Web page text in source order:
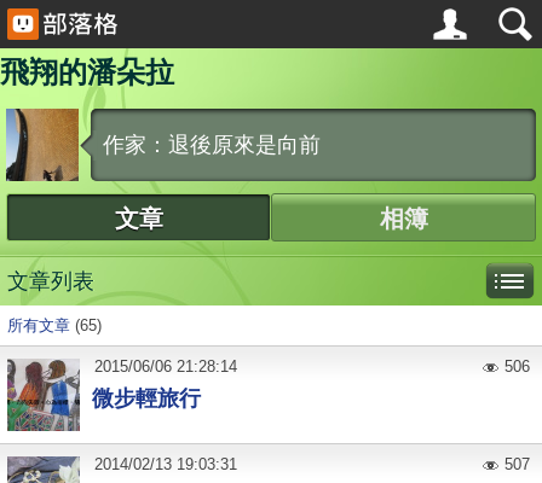
飛翔的潘朵拉
作家：退後原來是向前
文章 相簿
文章列表
所有文章 (65)
微步輕旅行
2015/06/06 21:28:14 506
2014/02/13 19:03:31 507